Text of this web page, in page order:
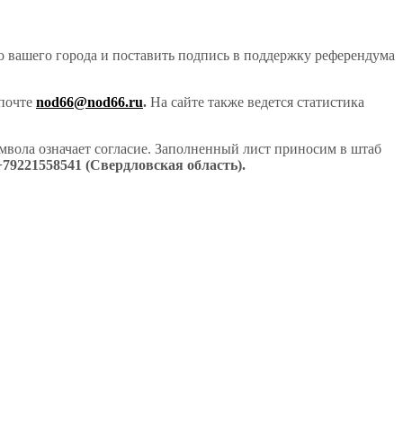
города и поставить подпись в поддержку референдума
nod66@nod66.ru. На сайте также ведется статистика
означает согласие. Заполненный лист приносим в штаб
9221558541 (Свердловская область).